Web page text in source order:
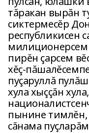
тăракан вырăн
сиктермесĕр
республикисен
милиционерсем
пирĕн çарсем
хĕç-
пуçаруллă
хула хыççăн
пынине тимлĕн,
сăнама